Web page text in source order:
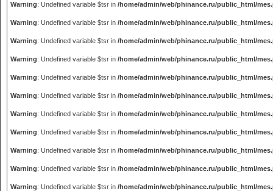
Warning: Undefined variable $tsr in /home/admin/web/phinance.ru/public_html/
Warning: Undefined variable $tsr in /home/admin/web/phinance.ru/public_html/
Warning: Undefined variable $tsr in /home/admin/web/phinance.ru/public_html/
Warning: Undefined variable $tsr in /home/admin/web/phinance.ru/public_html/
Warning: Undefined variable $tsr in /home/admin/web/phinance.ru/public_html/
Warning: Undefined variable $tsr in /home/admin/web/phinance.ru/public_html/
Warning: Undefined variable $tsr in /home/admin/web/phinance.ru/public_html/
Warning: Undefined variable $tsr in /home/admin/web/phinance.ru/public_html/
Warning: Undefined variable $tsr in /home/admin/web/phinance.ru/public_html/
Warning: Undefined variable $tsr in /home/admin/web/phinance.ru/public_html/
Warning: Undefined variable $tsr in /home/admin/web/phinance.ru/public_html/